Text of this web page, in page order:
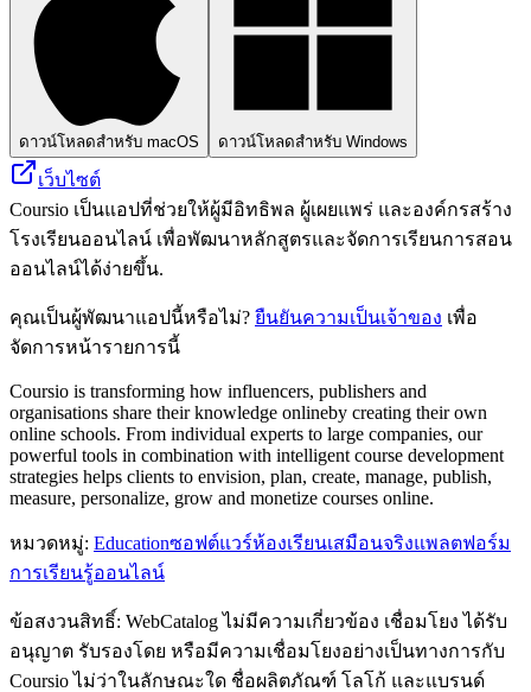
ดาวน์โหลดสำหรับ macOS ดาวน์โหลดสำหรับ Windows
เว็บไซต์
Coursio เป็นแอปที่ช่วยให้ผู้มีอิทธิพล ผู้เผยแพร่ และองค์กรสร้าง
โรงเรียนออนไลน์ เพื่อพัฒนาหลักสูตรและจัดการเรียนการสอน
ออนไลน์ได้ง่ายขึ้น.
คุณเป็นผู้พัฒนาแอปนี้หรือไม่? ยืนยันความเป็นเจ้าของ เพื่อ
จัดการหน้ารายการนี้
Coursio is transforming how influencers, publishers and
organisations share their knowledge onlineby creating their own
online schools. From individual experts to large companies, our
powerful tools in combination with intelligent course development
strategies helps clients to envision, plan, create, manage, publish,
measure, personalize, grow and monetize courses online.
หมวดหมู่: Educationซอฟต์แวร์ห้องเรียนเสมือนจริงแพลตฟอร์ม
การเรียนรู้ออนไลน์
ข้อสงวนสิทธิ์: WebCatalog ไม่มีความเกี่ยวข้อง เชื่อมโยง ได้รับ
อนุญาต รับรองโดย หรือมีความเชื่อมโยงอย่างเป็นทางการกับ
Coursio ไม่ว่าในลักษณะใด ชื่อผลิตภัณฑ์ โลโก้ และแบรนด์